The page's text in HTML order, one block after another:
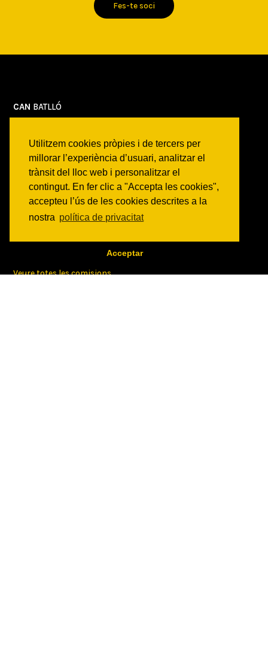
Utilitzem cookies pròpies i de tercers per
millorar l’experiència d’usuari, analitzar el
trànsit del lloc web i personalitzar el
contingut. En fer clic a "Accepta les cookies",
accepteu l’ús de les cookies descrites a la
nostra política de privacitat
Acceptar
Fes-te soci
CAN BATLLÓ
Espais
Historia
Transparencia
Tallers trimestrals
Veure totes les comisions